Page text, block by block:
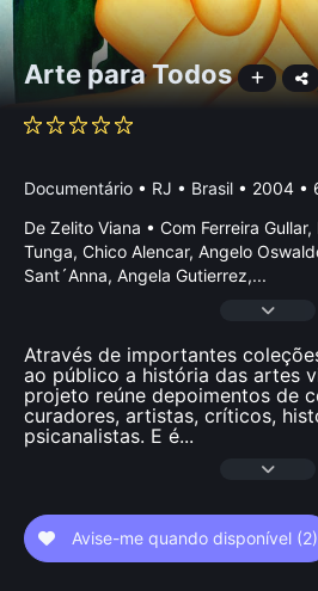
Arte para Todos
Documentário • RJ • Brasil • 2004 •
De Zelito Viana • Com Ferreira
Tunga, Chico Alencar, Angelo
Sant´Anna, Angela Gutierrez,...
Através de importantes
ao público a história das artes
projeto reúne depoimentos de
curadores, artistas, críticos,
psicanalistas. E é...
Avise-me quando disponível (2)